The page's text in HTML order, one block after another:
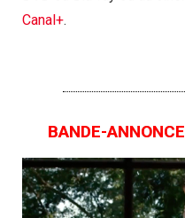
Canal+.
BANDE-